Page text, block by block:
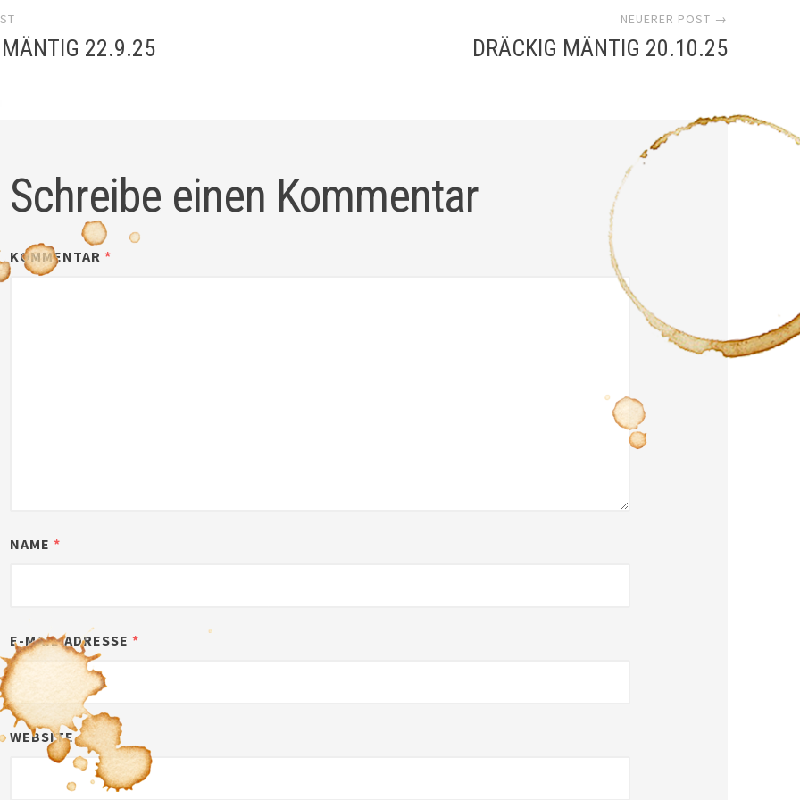
MÄNTIG 22.9.25
NEUERER POST →
DRÄCKIG MÄNTIG 20.10.25
Schreibe einen Kommentar
KOMMENTAR*
NAME*
E-MAIL-ADRESSE*
WEBSITE